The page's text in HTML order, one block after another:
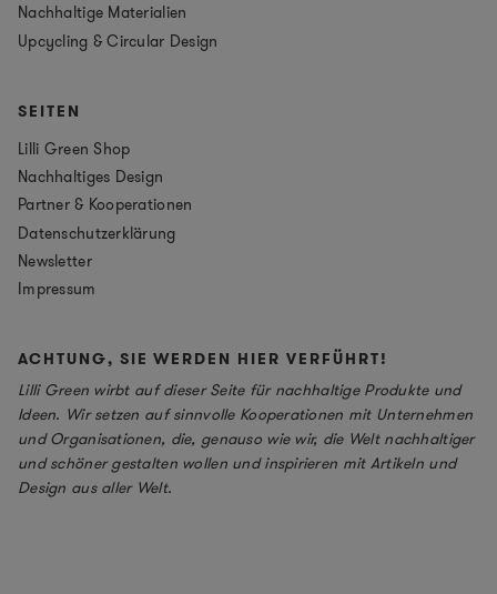
Nachhaltige Materialien
Upcycling & Circular Design
SEITEN
Lilli Green Shop
Nachhaltiges Design
Partner & Kooperationen
Datenschutzerklärung
Newsletter
Impressum
ACHTUNG, SIE WERDEN HIER VERFÜHRT!
Lilli Green wirbt auf dieser Seite für nachhaltige Produkte und
Ideen. Wir setzen auf sinnvolle Kooperationen mit Unternehmen
und Organisationen, die, genauso wie wir, die Welt nachhaltiger
und schöner gestalten wollen und inspirieren mit Artikeln und
Design aus aller Welt.